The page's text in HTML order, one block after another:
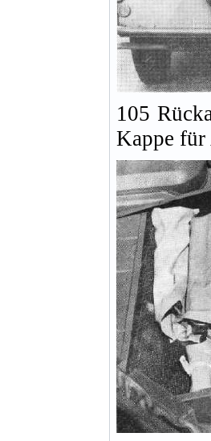
105
Kappe für